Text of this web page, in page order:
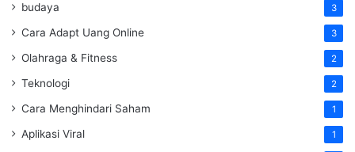
budaya 3
Cara Adapt Uang Online 3
Olahraga & Fitness 2
Teknologi 2
Cara Menghindari Saham 1
Aplikasi Viral 1